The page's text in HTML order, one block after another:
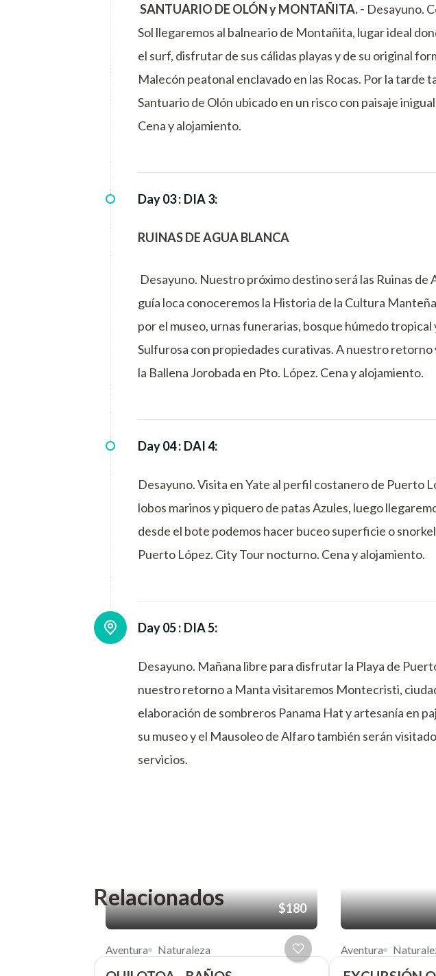
SANTUARIO DE OLÓN y MONTAÑITA. - Desayuno.
Sol llegaremos al balneario de Montañita, lugar ideal
el surf, disfrutar de sus cálidas playas y de su original
Malecón peatonal enclavado en las Rocas. Por la tarde
Santuario de Olón ubicado en un risco con paisaje
Cena y alojamiento.
Day 03 : DIA 3:
RUINAS DE AGUA BLANCA
Desayuno. Nuestro próximo destino será las Ruinas de
guía loca conoceremos la Historia de la Cultura
por el museo, urnas funerarias, bosque húmedo tropical
Sulfurosa con propiedades curativas. A nuestro
la Ballena Jorobada en Pto. López. Cena y alojamiento.
Day 04 : DAI 4:
Desayuno. Visita en Yate al perfil costanero de Puerto
lobos marinos y piquero de patas Azules, luego
desde el bote podemos hacer buceo superficie o
Puerto López. City Tour nocturno. Cena y alojamiento.
Day 05 : DIA 5:
Desayuno. Mañana libre para disfrutar la Playa de
nuestro retorno a Manta visitaremos Montecristi,
elaboración de sombreros Panama Hat y artesanía en
su museo y el Mausoleo de Alfaro también serán
servicios.
Relacionados $180
Aventura Naturaleza Aventura